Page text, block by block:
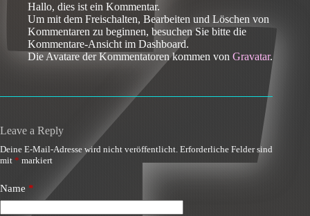
Hallo, dies ist ein Kommentar.
Um mit dem Freischalten, Bearbeiten und Löschen von
Kommentaren zu beginnen, besuchen Sie bitte die
Kommentare-Ansicht im Dashboard.
Die Avatare der Kommentatoren kommen von Gravatar.
Leave a Reply
Deine E-Mail-Adresse wird nicht veröffentlicht. Erforderliche Felder sind
mit * markiert
Name *